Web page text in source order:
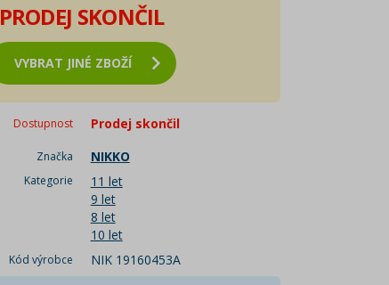
PRODEJ SKONČIL
VYBRAT JINÉ ZBOŽÍ
Dostupnost Prodej skončil
Značka NIKKO
Kategorie
11 let
9 let
8 let
10 let
Kód výrobce
NIK 19160453A